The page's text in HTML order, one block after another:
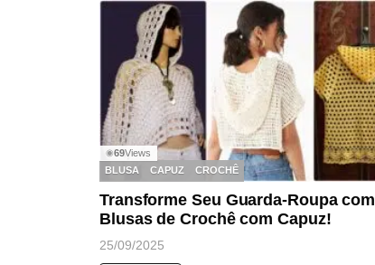
◉69Views
BLUSA
CAPUZ CROCHÊ
Transforme Seu Guarda-Roupa com
Blusas de Crochê com Capuz!
25/09/2025